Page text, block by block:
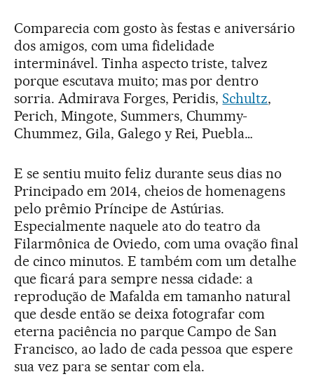
Comparecia com gosto às festas e aniversário
dos amigos, com uma fidelidade
interminável. Tinha aspecto triste, talvez
porque escutava muito; mas por dentro
sorria. Admirava Forges, Peridis,Schultz,
Perich, Mingote, Summers, Chummy-
Chummez, Gila, Galego y Rei, Puebla…
E se sentiu muito feliz durante seus dias no
Principado em 2014, cheios de homenagens
pelo prêmio Príncipe de Astúrias.
Especialmente naquele ato do teatro da
Filarmônica de Oviedo, com uma ovação final
de cinco minutos. E também com um detalhe
que ficará para sempre nessa cidade: a
reprodução de Mafalda em tamanho natural
que desde então se deixa fotografar com
eterna paciência no parque Campo de San
Francisco, ao lado de cada pessoa que espere
sua vez para se sentar com ela.